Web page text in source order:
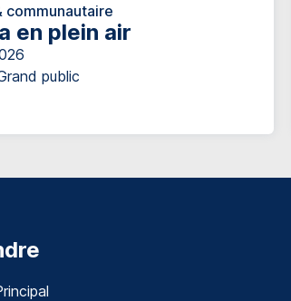
communautaire
en plein air
public